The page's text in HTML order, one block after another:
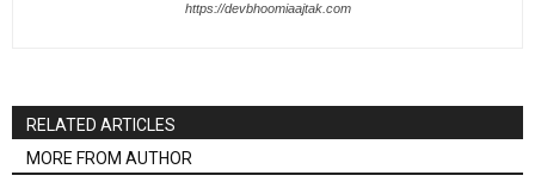
https://devbhoomiaajtak.com
RELATED ARTICLES
MORE FROM AUTHOR